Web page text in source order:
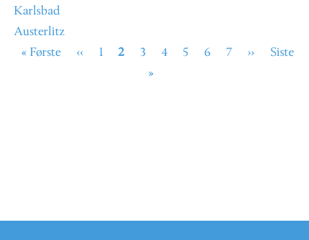
Karlsbad
Austerlitz
Sider
Første
« Første
Forrige
‹‹ Page
1
Nåværende
2 Page
3 Page
4 Page
5 Page
6 Page
7
Neste
››
Siste
Siste
»